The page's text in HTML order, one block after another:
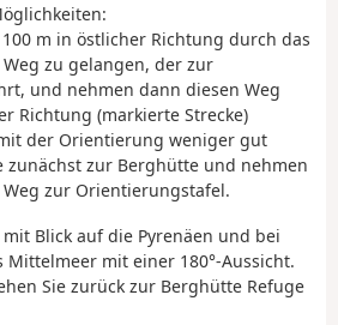
m in östlicher Richtung durch das
zu gelangen, der zur
und nehmen dann diesen Weg
Richtung (markierte Strecke)
der Orientierung weniger gut
zunächst zur Berghütte und nehmen
zur Orientierungstafel.
Blick auf die Pyrenäen und bei
Mittelmeer mit einer 180°-Aussicht.
Sie zurück zur Berghütte Refuge